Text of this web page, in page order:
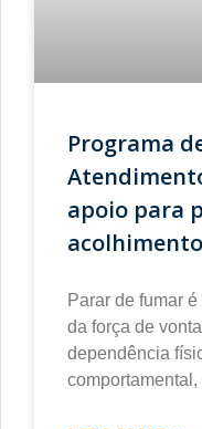
Programa
apoio para
Parar de fumar
da força de
dependência